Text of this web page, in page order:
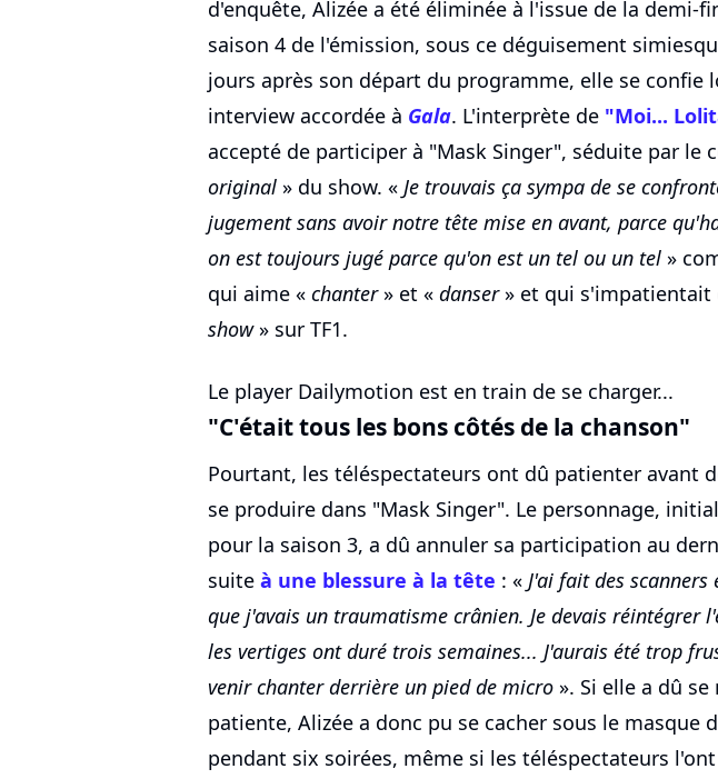
d'enquête, Alizée a été éliminée à l'issue de la demi-
saison 4 de l'émission, sous ce déguisement
jours après son départ du programme, elle se confie
interview accordée à Gala. L'interprète de "Moi...
accepté de participer à "Mask Singer", séduite par le
original » du show. « Je trouvais ça sympa de se
jugement sans avoir notre tête mise en avant, parce
on est toujours jugé parce qu'on est un tel ou un tel »
qui aime « chanter» et « danser» et qui s'impatientait
show» sur TF1.
Le player Dailymotion est en train de se charger...
"C'était tous les bons côtés de la chanson"
Pourtant, les téléspectateurs ont dû patienter avant
se produire dans "Mask Singer". Le personnage,
pour la saison 3, a dû annuler sa participation au
suite à une blessure à la tête : « J'ai fait des
que j'avais un traumatisme crânien. Je devais réintégrer
les vertiges ont duré trois semaines... J'aurais été trop
venir chanter derrière un pied de micro ». Si elle a dû
patiente, Alizée a donc pu se cacher sous le masque
pendant six soirées, même si les téléspectateurs